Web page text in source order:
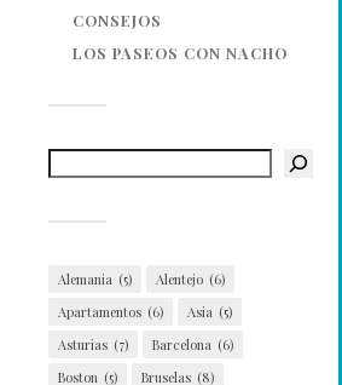
CONSEJOS
LOS PASEOS CON NACHO
Alemania (5) Alentejo (6)
Apartamentos (6) Asia (5)
Asturias (7) Barcelona (6)
Boston (5) Bruselas (8)